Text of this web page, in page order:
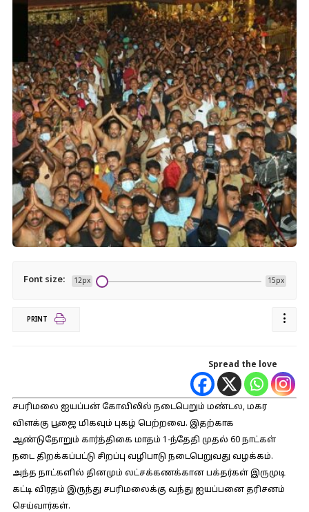
Font size: 12px 15px
PRINT
Spread the love
சபரிமலை ஐயப்பன் கோவிலில் நடைபெறும் மண்டல, மகர
விளக்கு பூஜை மிகவும் புகழ் பெற்றவை. இதற்காக
ஆண்டுதோறும் கார்த்திகை மாதம் 1-ந்தேதி முதல் 60 நாட்கள்
நடை திறக்கப்பட்டு சிறப்பு வழிபாடு நடைபெறுவது வழக்கம்.
அந்த நாட்களில் தினமும் லட்சக்கணக்கான பக்தர்கள் இருமுடி
கட்டி விரதம் இருந்து சபரிமலைக்கு வந்து ஐயப்பனை தரிசனம்
செய்வார்கள்.